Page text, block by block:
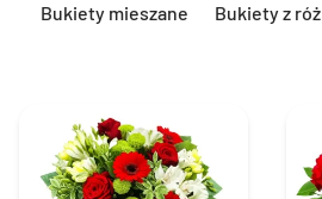
Bukiety mieszane Bukiety z róż